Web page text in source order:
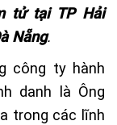
tử tại TP Hải
Nẵng.
công ty hành
danh là Ông
trong các lĩnh